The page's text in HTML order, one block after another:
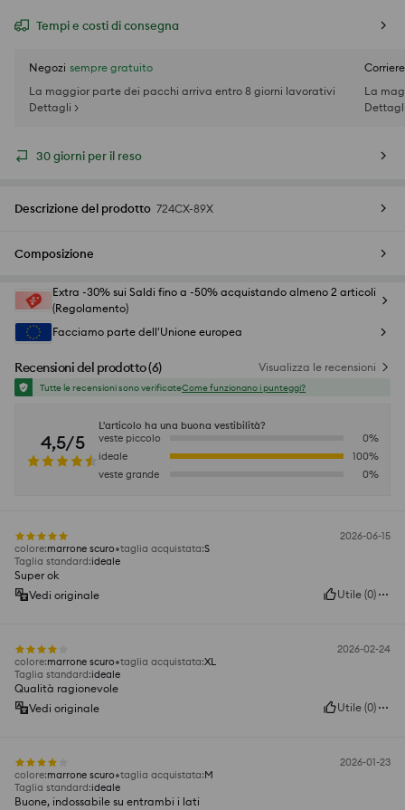
Tempi e costi di consegna
Negozi sempre gratuito
La maggior parte dei pacchi arriva entro 8 giorni lavorativi
Dettagli >
La
30 giorni per il reso
Descrizione del prodotto 724CX-89X
Composizione
Extra -30% sui Saldi fino a -50% acquistando almeno 2 articoli
(Regolamento)
Facciamo parte dell'Unione europea
Recensioni del prodotto(6) Visualizza le recensioni
Tutte le recensioni sono verificateCome funzionano i punteggi?
4,5/5
L'articolo ha una buona vestibilità?
veste piccolo
0%
ideale
100%
veste grande
0%
2026-06-15
colore:marrone scuro taglia acquistata:S
Taglia standard:ideale
Super ok
Vedi originale
Utile (0)
2026-02-24
colore:marrone scuro taglia acquistata:XL
Taglia standard:ideale
Qualità ragionevole
Vedi originale
Utile (0)
2026-01-23
colore:marrone scuro taglia acquistata:M
Taglia standard:ideale
Buone, indossabile su entrambi i lati